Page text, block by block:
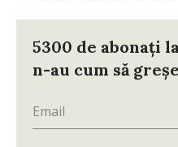
5300 de abonați
n-au cum să